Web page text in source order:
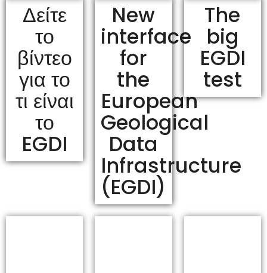
Δείτε
το
βίντεο
για το
τι είναι
το
EGDI
New
interface
for
the
European
Geological
Data
Infrastructure
(EGDI)
The
big
EGDI
test